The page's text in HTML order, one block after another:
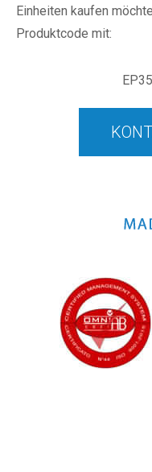
Einheiten kaufen
Produktcode mit: